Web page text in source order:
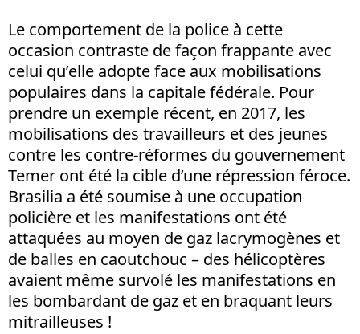
Le comportement de la police à cette
occasion contraste de façon frappante avec
celui qu’elle adopte face aux mobilisations
populaires dans la capitale fédérale. Pour
prendre un exemple récent, en 2017, les
mobilisations des travailleurs et des jeunes
contre les contre-réformes du gouvernement
Temer ont été la cible d’une répression féroce.
Brasilia a été soumise à une occupation
policière et les manifestations ont été
attaquées au moyen de gaz lacrymogènes et
de balles en caoutchouc – des hélicoptères
avaient même survolé les manifestations en
les bombardant de gaz et en braquant leurs
mitrailleuses !